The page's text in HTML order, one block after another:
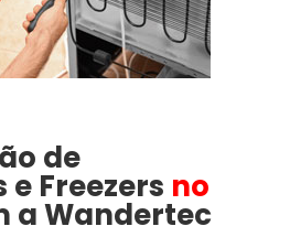
de
Freezers no
a Wandertec